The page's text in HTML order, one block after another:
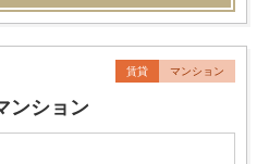
賃貸 マンション
ンション